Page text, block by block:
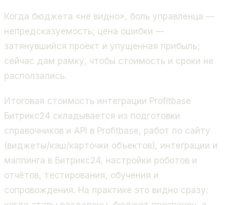
Когда бюджета «не видно», боль управленца —
непредсказуемость; цена ошибки —
затянувшийся проект и упущенная прибыль;
сейчас дам рамку, чтобы стоимость и сроки не
расползались.
Итоговая стоимость интеграции Profitbase
Битрикс24 складывается из подготовки
справочников и API в Profitbase, работ по сайту
(виджеты/кэш/карточки объектов), интеграции и
маппинга в Битрикс24, настройки роботов и
отчётов, тестирования, обучения и
сопровождения. На практике это видно сразу: